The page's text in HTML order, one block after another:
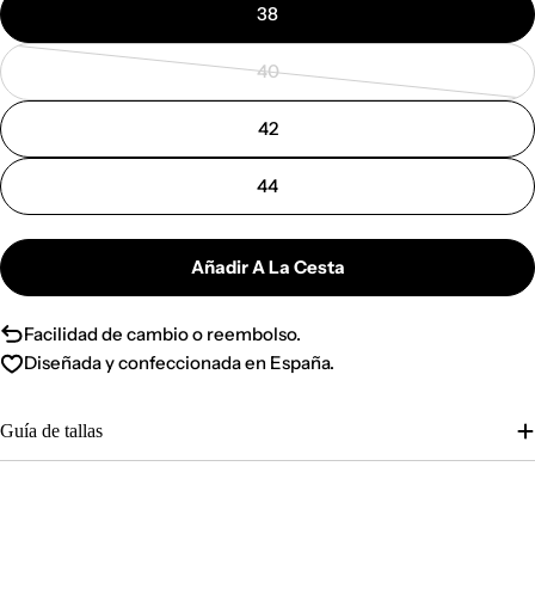
38
40
Variante
o
disponible
42
44
Añadir A La Cesta
Facilidad de cambio o reembolso.
Diseñada y confeccionada en España.
Guía de tallas